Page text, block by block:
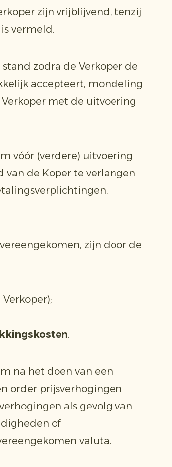
zijn vrijblijvend, tenzij
vermeld.
zodra de Verkoper de
accepteert, mondeling
met de uitvoering
vóór (verdere) uitvoering
van de Koper te verlangen
zijn door de
Verkoper);
.
na het doen van een
order prijsverhogingen
als gevolg van
of
valuta.